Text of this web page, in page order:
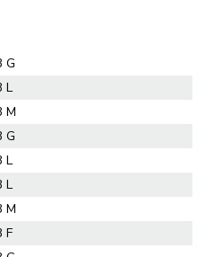
G
L
M
G
L
L
M
F